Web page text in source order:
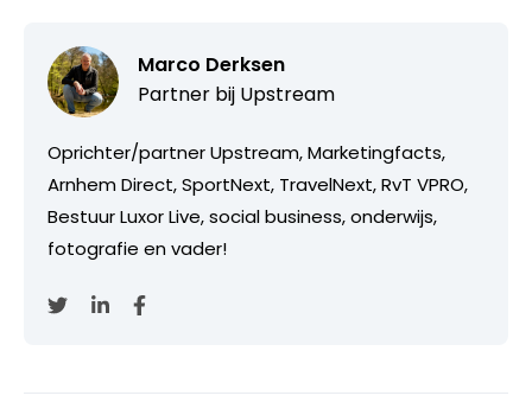
Marco Derksen
Partner bij Upstream
Oprichter/partner Upstream, Marketingfacts,
Arnhem Direct, SportNext, TravelNext, RvT VPRO,
Bestuur Luxor Live, social business, onderwijs,
fotografie en vader!